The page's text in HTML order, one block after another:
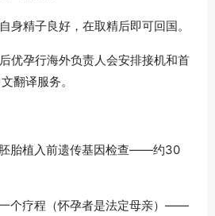
身精子良好，在取精后即可回国。
优孕行海外负责人会安排接机和首
翻译服务。
胎植入前遗传基因检查——约30
个疗程（怀孕者是法定母亲）——